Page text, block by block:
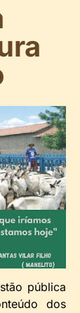
pública
dos